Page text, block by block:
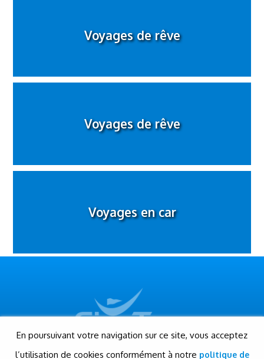
Voyages de rêve
Voyages de rêve
Voyages en car
© Gigatour - Tous droits réservés
En poursuivant votre navigation sur ce site, vous acceptez
l’utilisation de cookies conformément à notre politique de